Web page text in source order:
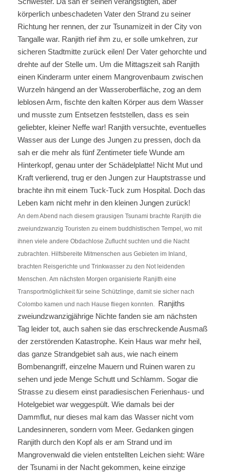
körperlich unbeschadeten Vater den Strand zu seiner
Richtung her rennen, der zur Tsunamizeit in der City von
Tangalle war. Ranjith rief ihm zu, er solle umkehren, zur
sicheren Stadtmitte zurück eilen! Der Vater gehorchte und
drehte auf der Stelle um. Um die Mittagszeit sah Ranjith
einen Kinderarm unter einem Mangrovenbaum zwischen
Wurzeln hängend an der Wasseroberfläche, zog an dem
leblosen Arm, fischte den kalten Körper aus dem Wasser
und musste zum Entsetzen feststellen, dass es sein
geliebter, kleiner Neffe war! Ranjith versuchte, eventuelles
Wasser aus der Lunge des Jungen zu pressen, doch da
sah er die mehr als fünf Zentimeter tiefe Wunde am
Hinterkopf, genau unter der Schädelplatte! Nicht Mut und
Kraft verlierend, trug er den Jungen zur Hauptstrasse und
brachte ihn mit einem Tuck-Tuck zum Hospital. Doch das
Leben kam nicht mehr in den kleinen Jungen zurück!
An dem Abend nach diesem grausigen Tsunami brachte Ranjith die
zweiundzwanzig Touristen zu einem buddhistischen Tempel, wo mit
ihnen viele andere Obdachlose Zuflucht suchten und die Nacht
zubrachten. Hilfsbereite Mitmenschen aus Gebieten im Inland,
brachten Reisgerichte und Trinkwasser zu den Not leidenden
Menschen. Am nächsten Morgen organisierte Ranjith eine
Transportmöglichkeit für seine Schützlinge, damit sie sicher nach
Colombo kamen und nach Hause fliegen konnten. Ranjiths
zweiundzwanzigjährige Nichte fanden sie am nächsten
Tag leider tot, auch sahen sie das erschreckende Ausmaß
der zerstörenden Katastrophe. Kein Haus war mehr heil,
das ganze Strandgebiet sah aus, wie nach einem
Bombenangriff, einzelne Mauern und Ruinen waren zu
sehen und jede Menge Schutt und Schlamm. Sogar die
Strasse zu diesem einst paradiesischen Ferienhaus- und
Hotelgebiet war weggespült. Wie damals bei der
Dammflut, nur dieses mal kam das Wasser nicht vom
Landesinneren, sondern vom Meer. Gedanken gingen
Ranjith durch den Kopf als er am Strand und im
Mangrovenwald die vielen entstellten Leichen sieht: Wäre
der Tsunami in der Nacht gekommen, keine einzige